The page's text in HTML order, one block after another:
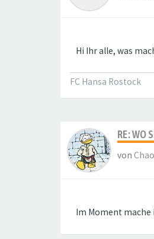
Hi Ihr alle, was
FC Hansa Rostock
RE: WO
von
Im Moment mache